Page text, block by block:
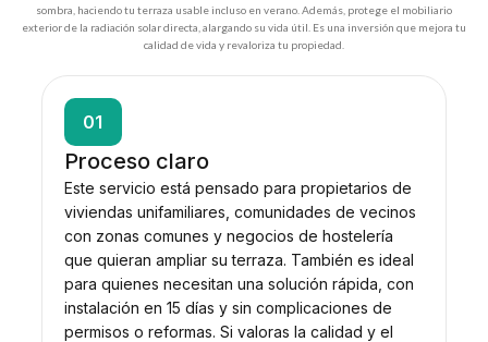
sombra, haciendo tu terraza usable incluso en verano. Además, protege el mobiliario
exterior de la radiación solar directa, alargando su vida útil. Es una inversión que mejora tu
calidad de vida y revaloriza tu propiedad.
01
Proceso claro
Este servicio está pensado para propietarios de
viviendas unifamiliares, comunidades de vecinos
con zonas comunes y negocios de hostelería
que quieran ampliar su terraza. También es ideal
para quienes necesitan una solución rápida, con
instalación en 15 días y sin complicaciones de
permisos o reformas. Si valoras la calidad y el